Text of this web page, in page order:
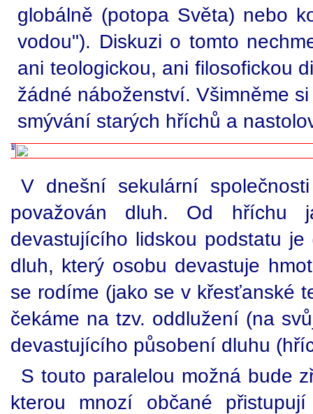
globálně (potopa Světa) nebo
vodou"). Diskuzi o tomto
ani teologickou, ani filosofickou
žádné náboženství. Všimněme
smývání starých hříchů a
V dnešní sekulární
považován dluh. Od hříchu
devastujícího lidskou podstatu
dluh, který osobu devastuje
se rodíme (jako se v křesťanské
čekáme na tzv. oddlužení (na
devastujícího působení dluhu
S touto paralelou možná bude
kterou mnozí občané